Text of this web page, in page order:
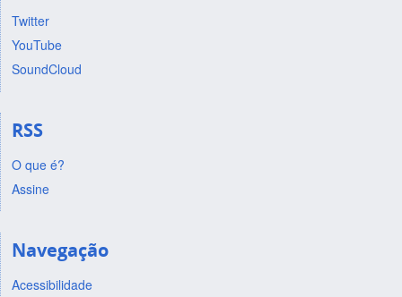
Twitter
YouTube
SoundCloud
RSS
O que é?
Assine
Navegação
Acessibilidade